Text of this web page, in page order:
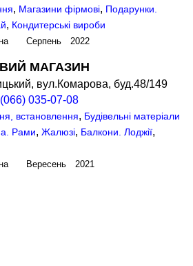
, Магазини фірмові, Подарунки.
, Кондитерські вироби
на Серпень 2022
МАГАЗИН
вул.Комарова, буд.48/149
(066) 035-07-08
встановлення, Будівельні матеріали
Рами,Жалюзі, Балкони. Лоджії,
на Вересень 2021